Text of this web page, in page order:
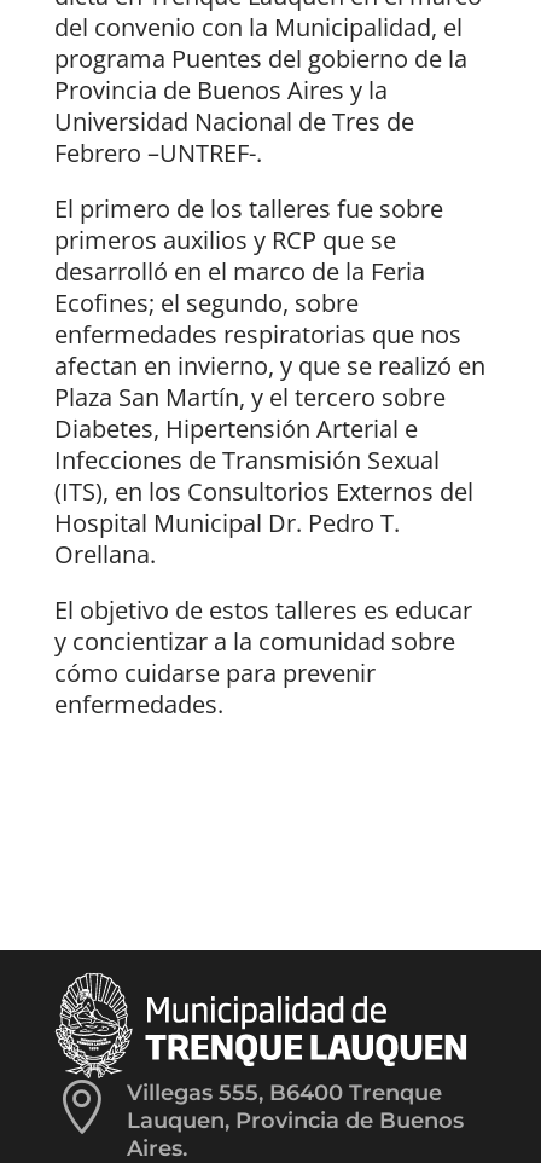
del convenio con la Municipalidad, el
programa Puentes del gobierno de la
Provincia de Buenos Aires y la
Universidad Nacional de Tres de
Febrero –UNTREF-.
El primero de los talleres fue sobre
primeros auxilios y RCP que se
desarrolló en el marco de la Feria
Ecofines; el segundo, sobre
enfermedades respiratorias que nos
afectan en invierno, y que se realizó en
Plaza San Martín, y el tercero sobre
Diabetes, Hipertensión Arterial e
Infecciones de Transmisión Sexual
(ITS), en los Consultorios Externos del
Hospital Municipal Dr. Pedro T.
Orellana.
El objetivo de estos talleres es educar
y concientizar a la comunidad sobre
cómo cuidarse para prevenir
enfermedades.

Villegas 555, B6400 Trenque
Lauquen, Provincia de Buenos
Aires.